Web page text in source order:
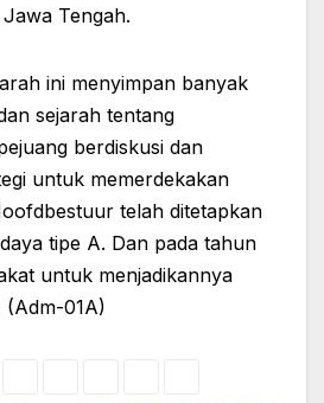
Tengah.
ini menyimpan banyak
sejarah tentang
berdiskusi dan
untuk memerdekakan
telah ditetapkan
tipe A. Dan pada tahun
untuk menjadikannya
(Adm-01A)